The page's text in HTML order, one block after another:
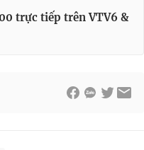
trực tiếp trên VTV6 &